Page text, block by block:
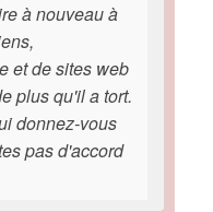
à nouveau à
et de sites web
plus qu'il a tort.
donnez-vous
pas d'accord